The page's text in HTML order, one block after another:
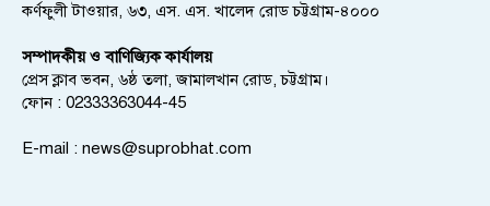
কর্ণফুলী টাওয়ার, ৬৩, এস. এস. খালেদ রোড চট্টগ্রাম-৪০০০
সম্পাদকীয় ও বাণিজ্যিক কার্যালয়
প্রেস ক্লাব ভবন, ৬ষ্ঠ তলা, জামালখান রোড, চট্টগ্রাম।
ফোন : 02333363044-45
E-mail : news@suprobhat.com